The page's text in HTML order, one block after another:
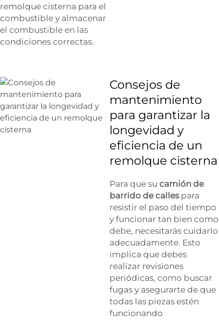
remolque cisterna para el
combustible y almacenar
el combustible en las
condiciones correctas.
Consejos de
mantenimiento
para garantizar la
longevidad y
eficiencia de un
remolque cisterna
Para que su camión de
barrido de calles para
resistir el paso del tiempo
y funcionar tan bien como
debe, necesitarás cuidarlo
adecuadamente. Esto
implica que debes
realizar revisiones
periódicas, como buscar
fugas y asegurarte de que
todas las piezas estén
funcionando